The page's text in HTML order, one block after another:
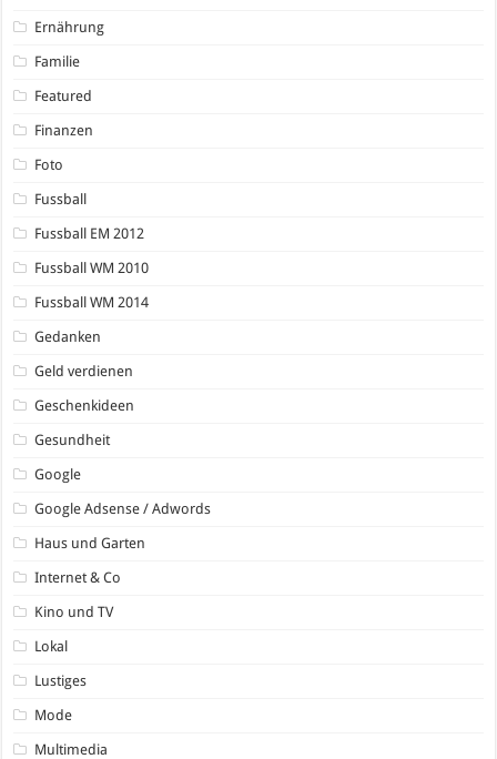
Ernährung
Familie
Featured
Finanzen
Foto
Fussball
Fussball EM 2012
Fussball WM 2010
Fussball WM 2014
Gedanken
Geld verdienen
Geschenkideen
Gesundheit
Google
Google Adsense / Adwords
Haus und Garten
Internet & Co
Kino und TV
Lokal
Lustiges
Mode
Multimedia